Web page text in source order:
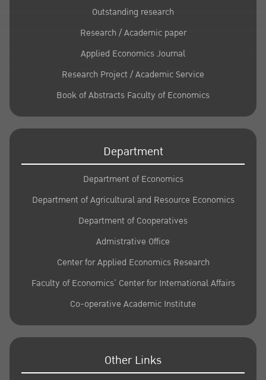
Outstanding research
Research / Academic paper
Applied Economics Journal
Research Project / Academic Service
Book of Abstracts Faculty of Economics
Department
Department of Economics
Department of Agricultural and Resource Economics
Department of Cooperatives
Admistrative Office
Center for Applied Economics Research
Faculty of Economics’ Center for International Affairs
Co-operative Academic Institute
Other Links